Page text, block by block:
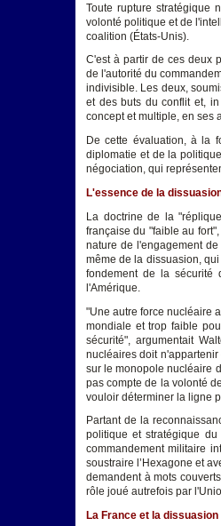
Toute rupture stratégique
volonté politique et de
coalition (États-Unis).
C'est à partir de ces deux
de l'autorité du
indivisible. Les deux,
et des buts du conflit et,
concept et multiple, en ses
De cette évaluation, à la
diplomatie et de la
négociation, qui
L'essence de la
La doctrine de la
française du "faible au
nature de l'engagement
même de la dissuasion,
fondement de la
l'Amérique.
"Une autre force nucléaire
mondiale et trop faible
sécurité", argumentait
nucléaires doit
sur le monopole nucléaire
pas compte de la volonté
vouloir déterminer la ligne
Partant de la
politique et stratégique
commandement militaire
soustraire l’Hexagone et
demandent à mots
rôle joué autrefois par
La France et la